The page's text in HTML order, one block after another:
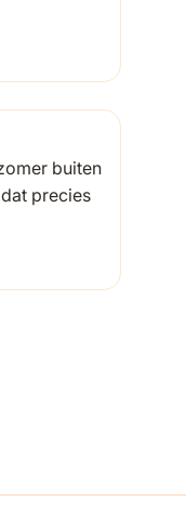
buiten
precies